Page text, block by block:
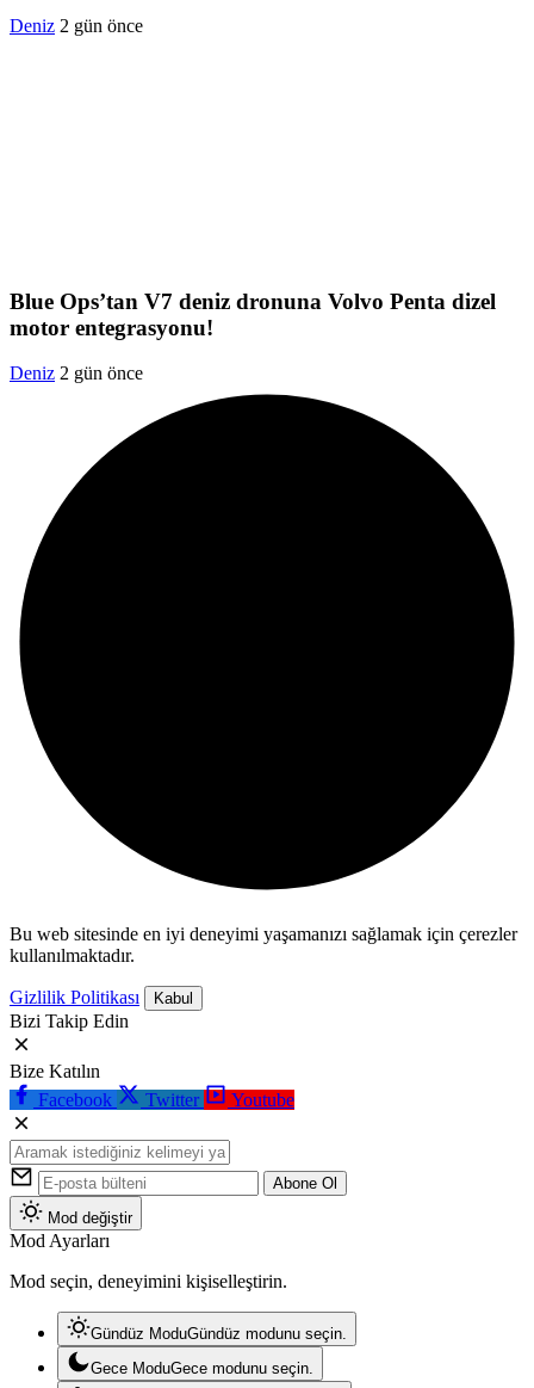
Deniz 2 gün önce
Blue Ops’tan V7 deniz dronuna Volvo Penta dizel
motor entegrasyonu!
Deniz 2 gün önce
Bu web sitesinde en iyi deneyimi yaşamanızı sağlamak için çerezler
kullanılmaktadır.
Gizlilik Politikası Kabul
Bizi Takip Edin
Bize Katılın
Facebook
Twitter Youtube
Abone Ol
Mod değiştir
Mod Ayarları
Mod seçin, deneyimini kişiselleştirin.
Gündüz ModuGündüz modunu seçin.
Gece ModuGece modunu seçin.